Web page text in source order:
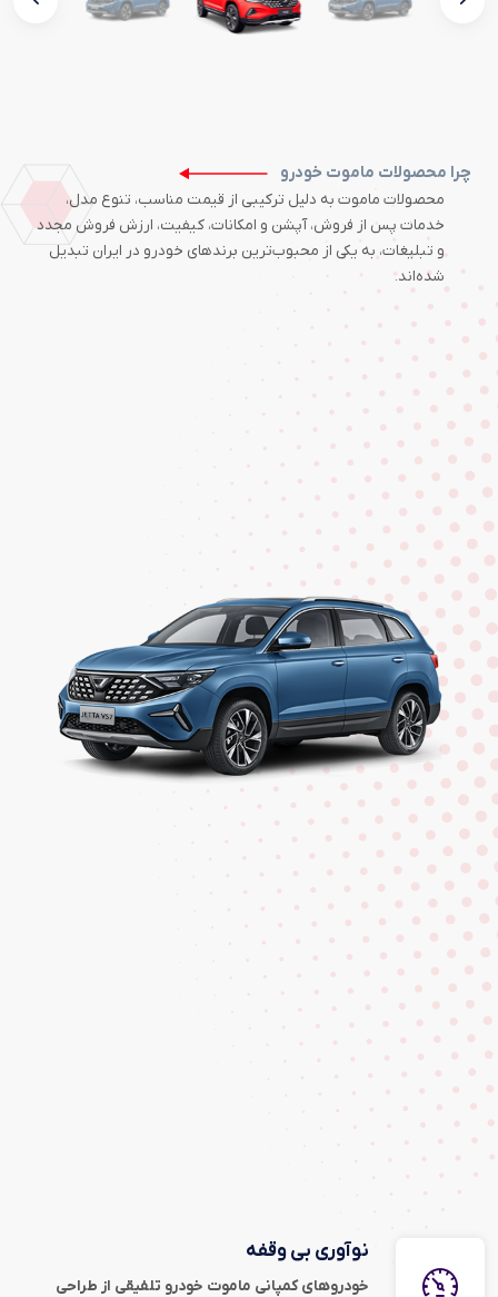
چرا محصولات ماموت خودرو
محصولات ماموت به دلیل ترکیبی از قیمت مناسب، تنوع مدل،
خدمات پس از فروش، آپشن و امکانات، کیفیت، ارزش فروش مجدد
و تبلیغات، به یکی از محبوب‌ترین برندهای خودرو در ایران تبدیل
شده‌اند.
نوآوری بی وقفه
خودروهای کمپانی ماموت خودرو تلفیقی از طراحی